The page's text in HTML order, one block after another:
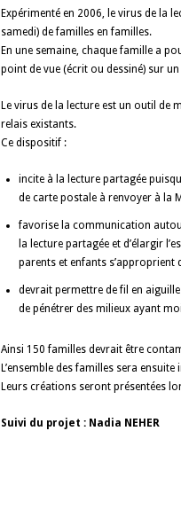
Expérimenté en 2006, le virus de la
samedi) de familles en familles.
En une semaine, chaque famille a
point de vue (écrit ou dessiné) sur
Le virus de la lecture est un outil de
relais existants.
Ce dispositif :
incite à la lecture partagée
de carte postale à renvoyer à la
favorise la communication
la lecture partagée et d’élargir
parents et enfants s’approprient
devrait permettre de fil en
de pénétrer des milieux ayant
Ainsi 150 familles devrait être
L’ensemble des familles sera
Leurs créations seront présentées
Suivi du projet : Nadia NEHER